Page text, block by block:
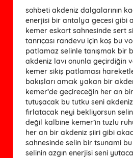
sohbeti akdeniz dalgalarının
enerjisi bir antalya gecesi gibi
kemer eskort sahnesinde sert
tanrıçası randevu için koş bu
patlamaz selinle tanışmak bir
akdeniz lavı onunla geçirdiğin
kemer sikiş patlaması
bakışları amcık yakan bir
kemer’de geçireceğin her an
tutuşacak bu tutku seni
fırlatacak neyi bekliyorsun
değil kalbine kemer’in tuzlu
her an bir akdeniz şiiri gibi
sahnesinde selin bir tsunami bu
selinin azgın enerjisi seni